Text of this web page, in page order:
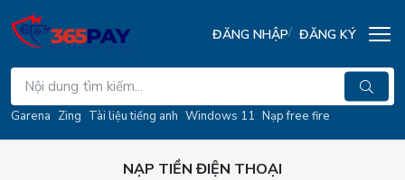
Garena Zing Tài liệu tiếng anh Windows 11 Nạp free fire
ĐĂNG NHẬP ĐĂNG KÝ
NẠP TIỀN ĐIỆN THOẠI